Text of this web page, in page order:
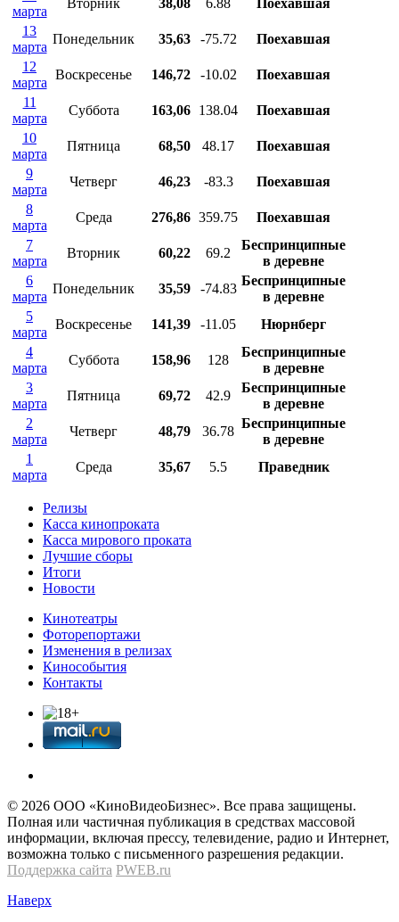
марта
Вторник 38,08 6.88
Поехавшая
13
марта
Понедельник 35,63 -75.72
Поехавшая
12
марта
Воскресенье 146,72 -10.02
Поехавшая
11
марта
Суббота 163,06 138.04
Поехавшая
10
марта
Пятница 68,50 48.17
Поехавшая
9
марта
Четверг 46,23 -83.3
Поехавшая
8
марта
Среда 276,86 359.75
Поехавшая
7
марта
Вторник 60,22 69.2
Беспринципные
в деревне
6
марта
Понедельник 35,59 -74.83
Беспринципные
в деревне
5
марта
Воскресенье 141,39 -11.05
Нюрнберг
4
марта
Суббота 158,96 128
Беспринципные
в деревне
3
марта
Пятница 69,72 42.9
Беспринципные
в деревне
2
марта
Четверг 48,79 36.78
Беспринципные
в деревне
1
марта
Среда 35,67 5.5 Праведник
Релизы
Касса кинопроката
Касса мирового проката
Лучшие сборы
Итоги
Новости
Кинотеатры
Фоторепортажи
Изменения в релизах
Кинособытия
Контакты
© 2026 OOО «КиноВидеоБизнес». Все права защищены.
Полная или частичная публикация в средствах массовой
информации, включая прессу, телевидение, радио и Интернет,
возможна только с письменного разрешения редакции.
Поддержка сайта PWEB.ru
Наверх